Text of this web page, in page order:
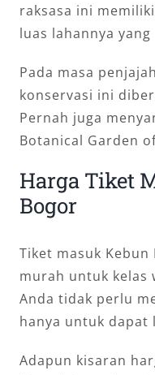
raksasa ini
luas lahannya
Pada masa
konservasi ini
Pernah juga
Botanical Garden
Harga Tiket
Bogor
Tiket masuk Kebun
murah untuk kelas
Anda tidak perlu
hanya untuk dapat
Adapun kisaran